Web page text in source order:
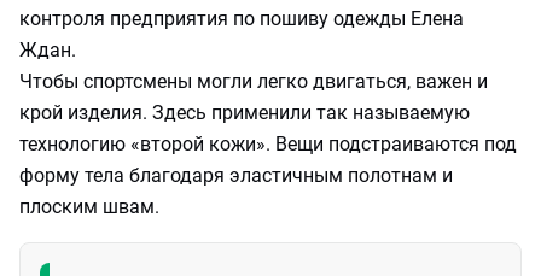
контроля предприятия по пошиву одежды Елена
Ждан.
Чтобы спортсмены могли легко двигаться, важен и
крой изделия. Здесь применили так называемую
технологию «второй кожи». Вещи подстраиваются под
форму тела благодаря эластичным полотнам и
плоским швам.